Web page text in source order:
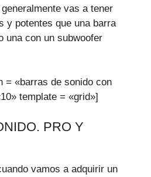
vas a tener
y potentes que una barra
una con un subwoofer
= «barras de sonido con
template = «grid»]
PRO Y
vamos a adquirir un